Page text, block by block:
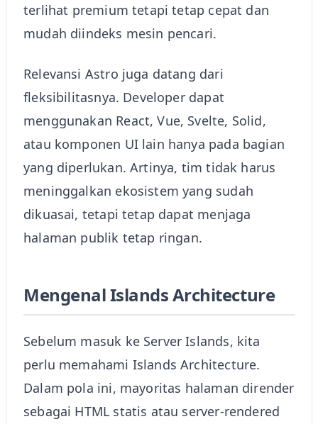
terlihat premium tetapi tetap cepat dan
mudah diindeks mesin pencari.
Relevansi Astro juga datang dari
fleksibilitasnya. Developer dapat
menggunakan React, Vue, Svelte, Solid,
atau komponen UI lain hanya pada bagian
yang diperlukan. Artinya, tim tidak harus
meninggalkan ekosistem yang sudah
dikuasai, tetapi tetap dapat menjaga
halaman publik tetap ringan.
Mengenal Islands Architecture
Sebelum masuk ke Server Islands, kita
perlu memahami Islands Architecture.
Dalam pola ini, mayoritas halaman dirender
sebagai HTML statis atau server-rendered